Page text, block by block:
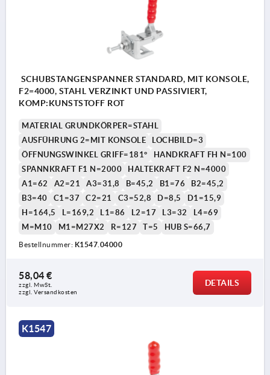
SCHUBSTANGENSPANNER STANDARD, MIT KONSOLE,
F2=4000, STAHL VERZINKT UND PASSIVIERT,
KOMP:KUNSTSTOFF ROT
MATERIAL GRUNDKÖRPER=STAHL
AUSFÜHRUNG 2=MIT KONSOLE
LOCHBILD=3
ÖFFNUNGSWINKEL GRIFF=181°
HANDKRAFT FH N=100
SPANNKRAFT F1 N=2000
HALTEKRAFT F2 N=4000
A1=62
A2=21 A3=31,8 B=45,2 B1=76
B2=45,2
B3=40
C1=37 C2=21 C3=52,8 D=8,5
D1=15,9
H=164,5
L=169,2 L1=86 L2=17 L3=32
L4=69
M=M10
M1=M27X2 R=127 T=5 HUB S=66,7
Bestellnummer: K1547.04000
58,04 €
zzgl. MwSt.
zzgl. Versandkosten
DETAILS
K1547